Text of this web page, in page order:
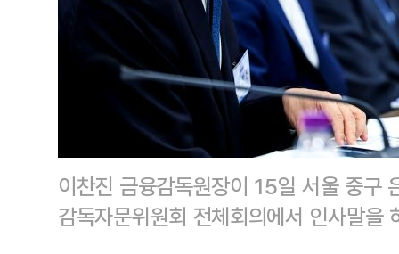
이찬진 금융감독원장이 15일 서울 중
감독자문위원회 전체회의에서 인사말